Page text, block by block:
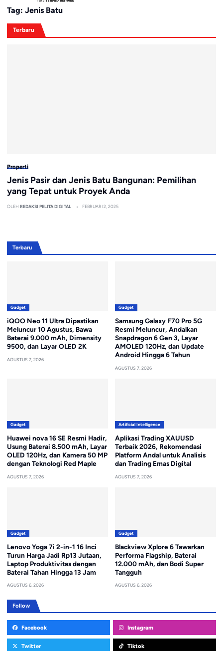
Tag: Jenis Batu
Terbaru
Properti
Jenis Pasir dan Jenis Batu Bangunan: Pemilihan
yang Tepat untuk Proyek Anda
OLEH REDAKSI PELITA DIGITAL FEBRUARI 2, 2025
Terbaru
Gadget
iQOO Neo 11 Ultra Dipastikan
Meluncur 10 Agustus, Bawa
Baterai 9.000 mAh, Dimensity
9500, dan Layar OLED 2K
AGUSTUS 7, 2026
Gadget
Samsung Galaxy F70 Pro 5G
Resmi Meluncur, Andalkan
Snapdragon 6 Gen 3, Layar
AMOLED 120Hz, dan Update
Android Hingga 6 Tahun
AGUSTUS 7, 2026
Gadget
Huawei nova 16 SE Resmi Hadir,
Usung Baterai 8.500 mAh, Layar
OLED 120Hz, dan Kamera 50 MP
dengan Teknologi Red Maple
AGUSTUS 7, 2026
Artificial Intelligence
Aplikasi Trading XAUUSD
Terbaik 2026, Rekomendasi
Platform Andal untuk Analisis
dan Trading Emas Digital
AGUSTUS 7, 2026
Gadget
Lenovo Yoga 7i 2-in-1 16 Inci
Turun Harga Jadi Rp13 Jutaan,
Laptop Produktivitas dengan
Baterai Tahan Hingga 13 Jam
AGUSTUS 6, 2026
Gadget
Blackview Xplore 6 Tawarkan
Performa Flagship, Baterai
12.000 mAh, dan Bodi Super
Tangguh
AGUSTUS 6, 2026
Follow
Facebook Instagram
Twitter Tiktok